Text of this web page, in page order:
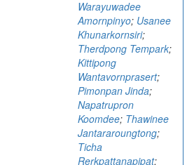
Warayuwadee
Amornpinyo; Usanee
Khunarkornsiri;
Therdpong Tempark;
Kittipong
Wantavornprasert;
Pimonpan Jinda;
Napatrupron
Koomdee; Thawinee
Jantararoungtong;
Ticha
Rerkpattanapipat;